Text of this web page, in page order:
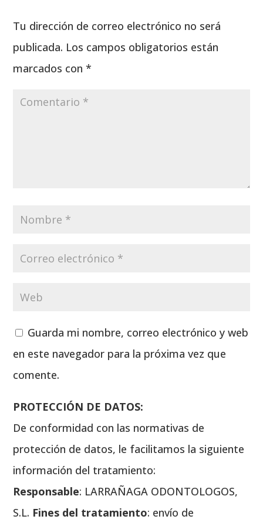
Tu dirección de correo electrónico no será
publicada. Los campos obligatorios están
marcados con*
Guarda mi nombre, correo electrónico y web
en este navegador para la próxima vez que
comente.
PROTECCIÓN DE DATOS:
De conformidad con las normativas de
protección de datos, le facilitamos la siguiente
información del tratamiento:
Responsable: LARRAÑAGA ODONTOLOGOS,
S.L. Fines del tratamiento: envío de